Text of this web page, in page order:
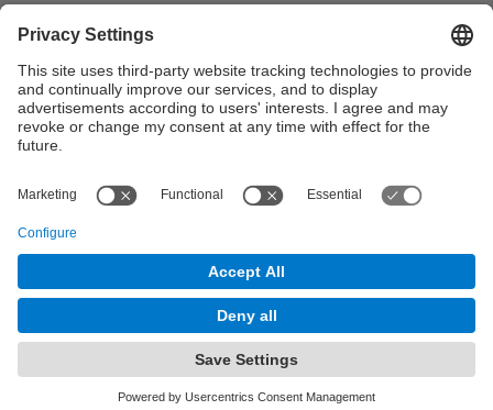
Except where otherwise noted, content on this work is
licensed under a Creative Commons license:Attribution-
NonCommercial-NoDerivs 4.0 Generic
© UPC Universitat Politècnica de Catalunya ·
BarcelonaTech
Legal warning Privacy settings